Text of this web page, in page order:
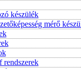
készülék
mérő
rendszerek